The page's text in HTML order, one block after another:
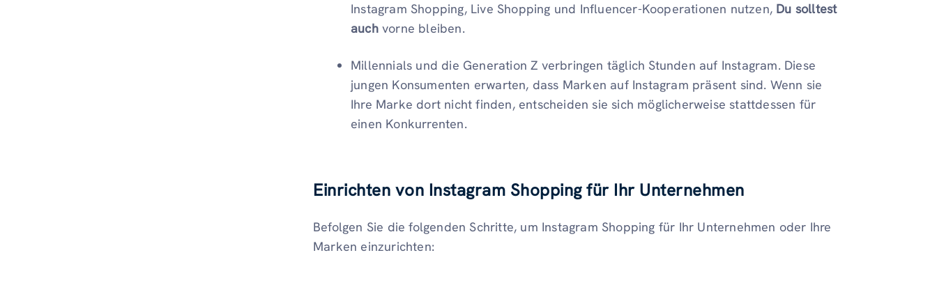
Instagram Shopping, Live Shopping und Influencer-Kooperationen nutzen, Du solltest
auchvorne bleiben.
Millennials und die Generation Z verbringen täglich Stunden auf Instagram. Diese
jungen Konsumenten erwarten, dass Marken auf Instagram präsent sind. Wenn sie
Ihre Marke dort nicht finden, entscheiden sie sich möglicherweise stattdessen für
einen Konkurrenten.
Einrichten von Instagram Shopping für Ihr Unternehmen
Befolgen Sie die folgenden Schritte, um Instagram Shopping für Ihr Unternehmen oder Ihre
Marken einzurichten: